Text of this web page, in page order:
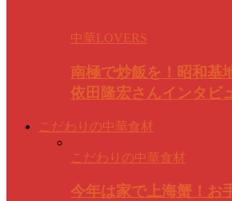
中華LOVERS
南極で炒飯を！昭和基
依田隆宏さんインタビ
こだわりの中華食材
こだわりの中華食材
今年は家で上海蟹！お